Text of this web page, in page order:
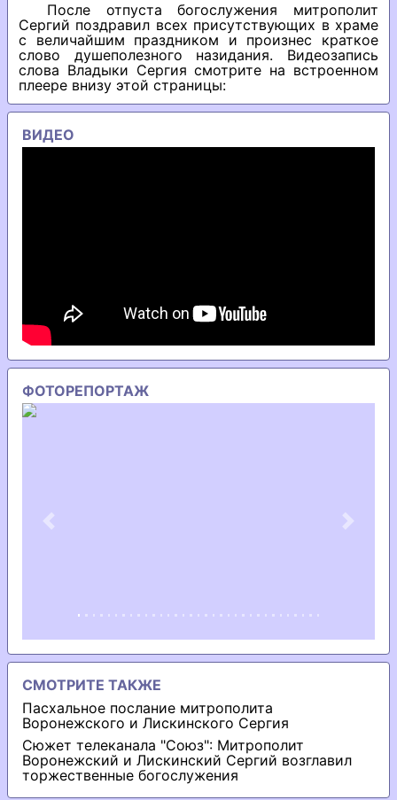
После отпуста богослужения митрополит
Сергий поздравил всех присутствующих в храме
с величайшим праздником и произнес краткое
слово душеполезного назидания. Видеозапись
слова Владыки Сергия смотрите на встроенном
плеере внизу этой страницы:
ВИДЕО
ФОТОРЕПОРТАЖ
Previous Next
СМОТРИТЕ ТАКЖЕ
Пасхальное послание митрополита
Воронежского и Лискинского Сергия
Сюжет телеканала "Союз": Митрополит
Воронежский и Лискинский Сергий возглавил
торжественные богослужения